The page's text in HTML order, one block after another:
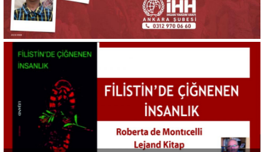
Eğitim
Ankara Analiz
Sağlık